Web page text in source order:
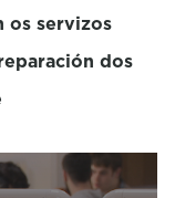
os servizos
dos